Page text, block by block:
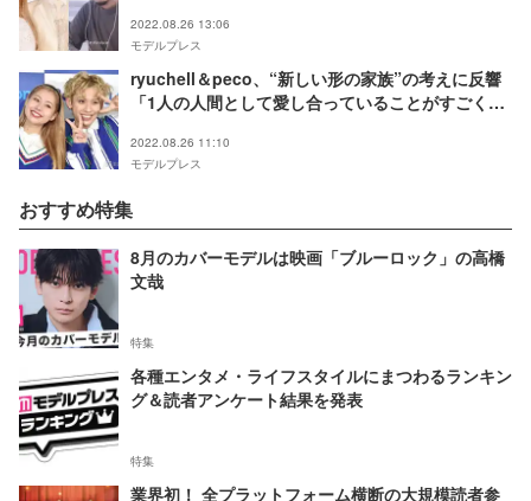
2022.08.26 13:06
モデルプレス
ryuchell＆peco、“新しい形の家族”の考えに反響
「1人の人間として愛し合っていることがすごく伝
2022.08.26 11:10
モデルプレス
おすすめ特集
8月のカバーモデルは映画「ブルーロック」の高橋
文哉
特集
各種エンタメ・ライフスタイルにまつわるランキン
グ＆読者アンケート結果を発表
特集
業界初！ 全プラットフォーム横断の大規模読者参